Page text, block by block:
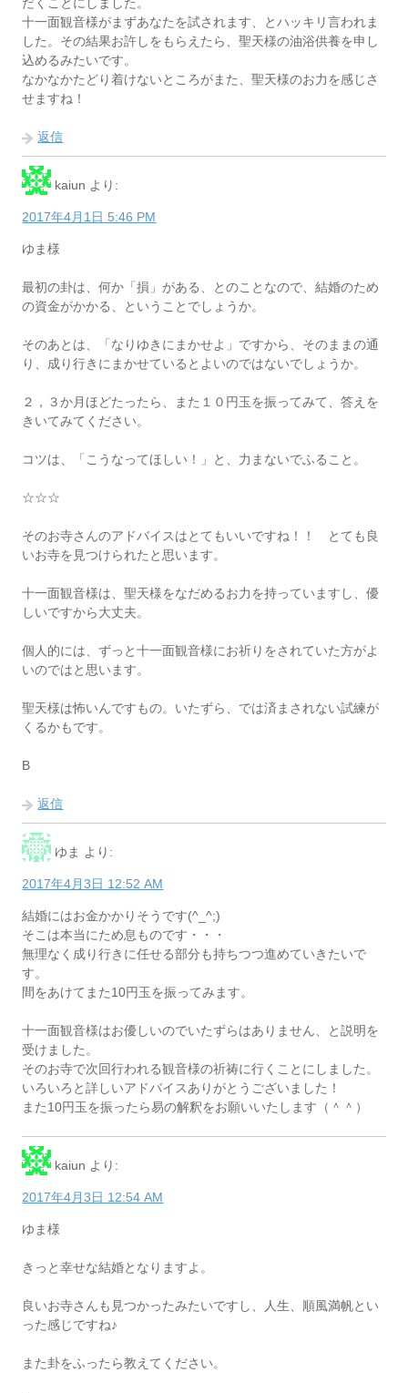
だくことにしました。
十一面観音様がまずあなたを試されます、とハッキリ言われま
した。その結果お許しをもらえたら、聖天様の油浴供養を申し
込めるみたいです。
なかなかたどり着けないところがまた、聖天様のお力を感じさ
せますね！
返信
kaiun より:
2017年4月1日 5:46 PM
ゆま様
最初の卦は、何か「損」がある、とのことなので、結婚のため
の資金がかかる、ということでしょうか。
そのあとは、「なりゆきにまかせよ」ですから、そのままの通
り、成り行きにまかせているとよいのではないでしょうか。
２，３か月ほどたったら、また１０円玉を振ってみて、答えを
きいてみてください。
コツは、「こうなってほしい！」と、力まないでふること。
☆☆☆
そのお寺さんのアドバイスはとてもいいですね！！ とても良
いお寺を見つけられたと思います。
十一面観音様は、聖天様をなだめるお力を持っていますし、優
しいですから大丈夫。
個人的には、ずっと十一面観音様にお祈りをされていた方がよ
いのではと思います。
聖天様は怖いんですもの。いたずら、では済まされない試練が
くるかもです。
B
返信
ゆま より:
2017年4月3日 12:52 AM
結婚にはお金かかりそうです(^_^;)
そこは本当にため息ものです・・・
無理なく成り行きに任せる部分も持ちつつ進めていきたいで
す。
間をあけてまた10円玉を振ってみます。
十一面観音様はお優しいのでいたずらはありません、と説明を
受けました。
そのお寺で次回行われる観音様の祈祷に行くことにしました。
いろいろと詳しいアドバイスありがとうございました！
また10円玉を振ったら易の解釈をお願いいたします（＾＾）
kaiun より:
2017年4月3日 12:54 AM
ゆま様
きっと幸せな結婚となりますよ。
良いお寺さんも見つかったみたいですし、人生、順風満帆とい
った感じですね♪
また卦をふったら教えてください。